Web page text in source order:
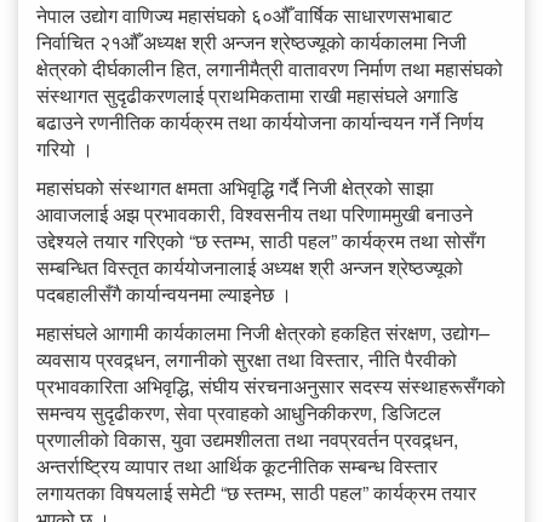
नेपाल उद्योग वाणिज्य महासंघको ६०औँ वार्षिक साधारणसभाबाट
निर्वाचित २१औँ अध्यक्ष श्री अन्जन श्रेष्ठज्यूको कार्यकालमा निजी
क्षेत्रको दीर्घकालीन हित, लगानीमैत्री वातावरण निर्माण तथा महासंघको
संस्थागत सुदृढीकरणलाई प्राथमिकतामा राखी महासंघले अगाडि
बढाउने रणनीतिक कार्यक्रम तथा कार्ययोजना कार्यान्वयन गर्ने निर्णय
गरियो ।
महासंघको संस्थागत क्षमता अभिवृद्धि गर्दै निजी क्षेत्रको साझा
आवाजलाई अझ प्रभावकारी, विश्वसनीय तथा परिणाममुखी बनाउने
उद्देश्यले तयार गरिएको “छ स्तम्भ, साठी पहल” कार्यक्रम तथा सोसँग
सम्बन्धित विस्तृत कार्ययोजनालाई अध्यक्ष श्री अन्जन श्रेष्ठज्यूको
पदबहालीसँगै कार्यान्वयनमा ल्याइनेछ ।
महासंघले आगामी कार्यकालमा निजी क्षेत्रको हकहित संरक्षण, उद्योग–
व्यवसाय प्रवद्र्धन, लगानीको सुरक्षा तथा विस्तार, नीति पैरवीको
प्रभावकारिता अभिवृद्धि, संघीय संरचनाअनुसार सदस्य संस्थाहरूसँगको
समन्वय सुदृढीकरण, सेवा प्रवाहको आधुनिकीकरण, डिजिटल
प्रणालीको विकास, युवा उद्यमशीलता तथा नवप्रवर्तन प्रवद्र्धन,
अन्तर्राष्ट्रिय व्यापार तथा आर्थिक कूटनीतिक सम्बन्ध विस्तार
लगायतका विषयलाई समेटी “छ स्तम्भ, साठी पहल” कार्यक्रम तयार